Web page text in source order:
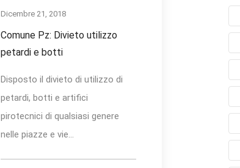
Dicembre 21, 2018
Comune Pz: Divieto utilizzo
petardi e botti
Disposto il divieto di utilizzo di
petardi, botti e artifici
pirotecnici di qualsiasi genere
nelle piazze e vie...